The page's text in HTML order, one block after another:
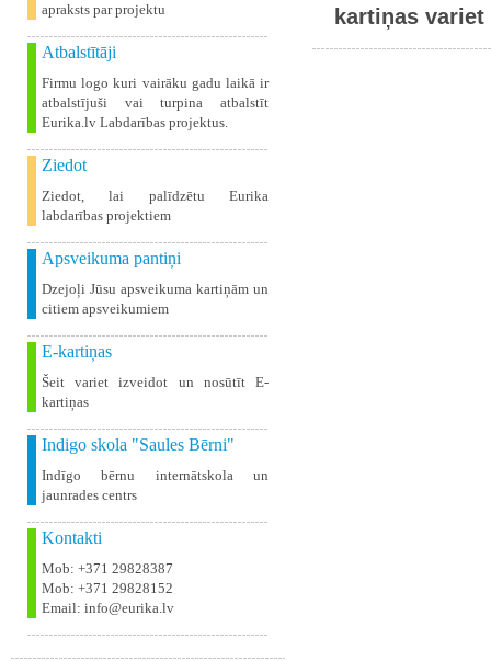
apraksts par projektu
Atbalstītāji
Firmu logo kuri vairāku gadu laikā ir
atbalstījuši vai turpina atbalstīt
Eurika.lv Labdarības projektus.
Ziedot
Ziedot, lai palīdzētu Eurika
labdarības projektiem
Apsveikuma pantiņi
Dzejoļi Jūsu apsveikuma kartiņām un
citiem apsveikumiem
E-kartiņas
Šeit variet izveidot un nosūtīt E-
kartiņas
Indigo skola "Saules Bērni"
Indīgo bērnu internātskola un
jaunrades centrs
Kontakti
Mob: +371 29828387
Mob: +371 29828152
Email: info@eurika.lv
kartiņas variet